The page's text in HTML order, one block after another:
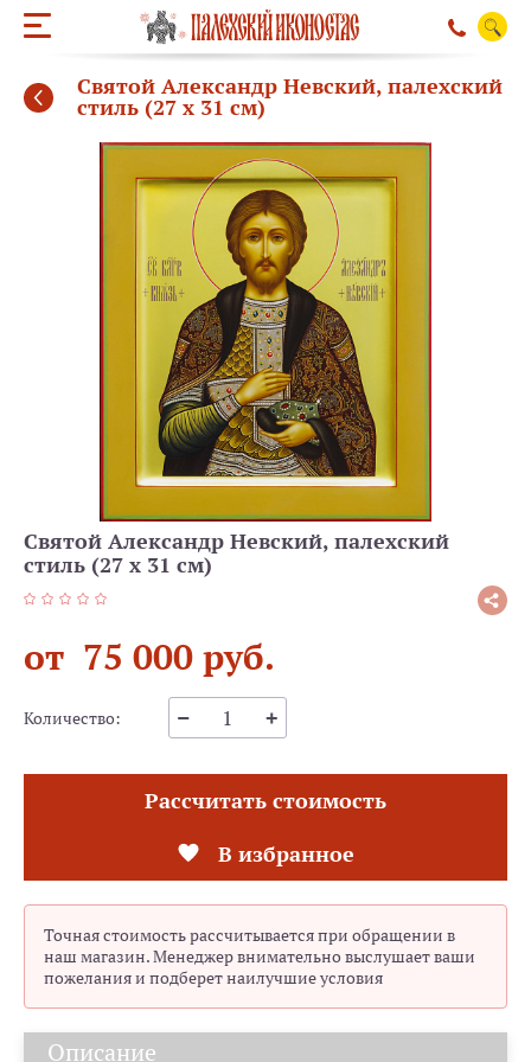
ОБРАТНЫЙ
Святой Александр Невский, палехский
стиль (27 х 31 см)
Святой Александр Невский, палехский
стиль (27 х 31 см)
от 75 000 руб.
Количество:
Рассчитать стоимость
В избранное
Точная стоимость рассчитывается при обращении в
наш магазин. Менеджер внимательно выслушает ваши
пожелания и подберет наилучшие условия
Описание